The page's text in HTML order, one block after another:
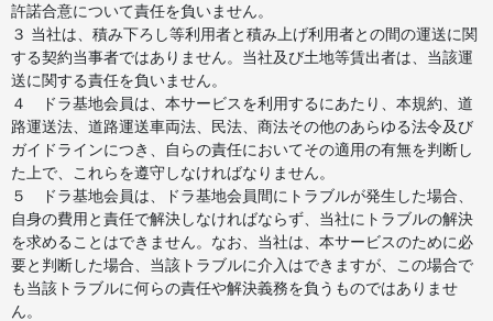
許諾合意について責任を負いません。
３ 当社は、積み下ろし等利用者と積み上げ利用者との間の運送に関
する契約当事者ではありません。当社及び土地等賃出者は、当該運
送に関する責任を負いません。
４ ドラ基地会員は、本サービスを利用するにあたり、本規約、道
路運送法、道路運送車両法、民法、商法その他のあらゆる法令及び
ガイドラインにつき、自らの責任においてその適用の有無を判断し
た上で、これらを遵守しなければなりません。
５ ドラ基地会員は、ドラ基地会員間にトラブルが発生した場合、
自身の費用と責任で解決しなければならず、当社にトラブルの解決
を求めることはできません。なお、当社は、本サービスのために必
要と判断した場合、当該トラブルに介入はできますが、この場合で
も当該トラブルに何らの責任や解決義務を負うものではありませ
ん。